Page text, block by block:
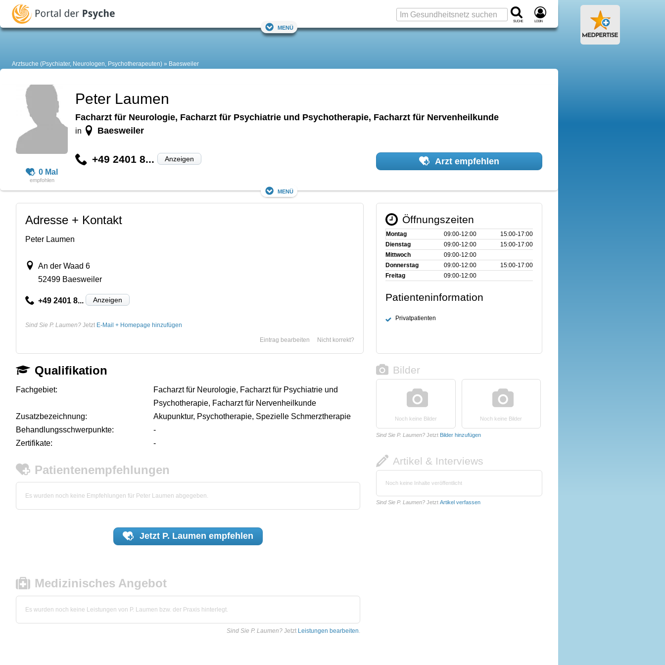
Suche Login
Menü
Arztsuche (Psychiater, Neurologen, Psychotherapeuten) Baesweiler
0 Mal
Peter Laumen
Facharzt für Neurologie, Facharzt für Psychiatrie und Psychotherapie, Facharzt für Nervenheilkunde
in Baesweiler
+49 2401 8... Anzeigen Arzt empfehlen
Menü
Adresse + Kontakt
Peter Laumen
An der Waad 6
52499 Baesweiler
+49 2401 8... Anzeigen
Sind Sie P. Laumen? Jetzt E-Mail + Homepage hinzufügen
Nicht korrekt?
Eintrag bearbeiten
Öffnungszeiten
Montag 09:00‑12:00
15:00‑17:00
Dienstag
09:00‑12:00
15:00‑17:00
Mittwoch
09:00‑12:00
Donnerstag
09:00‑12:00
15:00‑17:00
Freitag
09:00‑12:00
Patienteninformation
Privatpatienten
Qualifikation
Fachgebiet:
Facharzt für Neurologie, Facharzt für Psychiatrie und
Psychotherapie, Facharzt für Nervenheilkunde
Zusatzbezeichnung:
Akupunktur, Psychotherapie, Spezielle Schmerztherapie
Behandlungsschwerpunkte:
-
Zertifikate:
-
Patientenempfehlungen
Es wurden noch keine Empfehlungen für Peter Laumen abgegeben.
Jetzt P. Laumen empfehlen
Medizinisches Angebot
Es wurden noch keine Leistungen von P. Laumen bzw. der Praxis hinterlegt.
Sind Sie P. Laumen? Jetzt Leistungen bearbeiten.
Bilder
Noch keine Bilder Noch keine Bilder
Sind Sie P. Laumen? Jetzt Bilder hinzufügen
Artikel & Interviews
Noch keine Inhalte veröffentlicht
Sind Sie P. Laumen? Jetzt Artikel verfassen